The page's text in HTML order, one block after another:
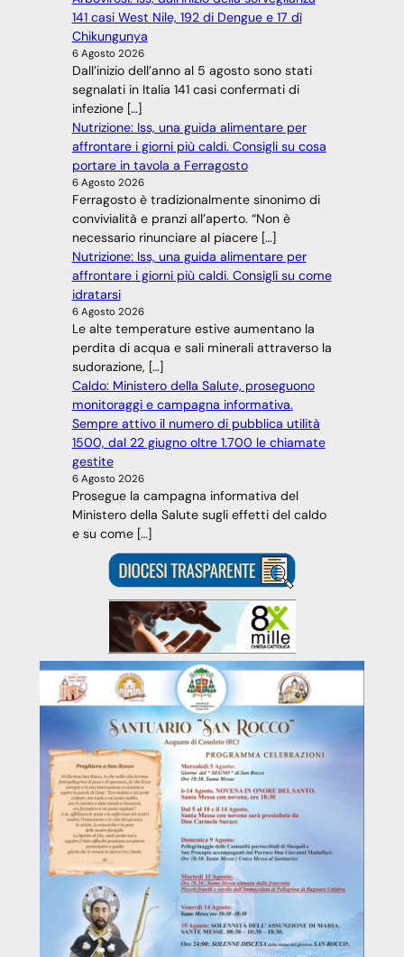
141 casi West Nile, 192 di Dengue e 17 dì
Chikungunya
6 Agosto 2026
Dall’inizio dell’anno al 5 agosto sono stati
segnalati in Italia 141 casi confermati di
infezione […]
Nutrizione: Iss, una guida alimentare per
affrontare i giorni più caldi. Consigli su cosa
portare in tavola a Ferragosto
6 Agosto 2026
Ferragosto è tradizionalmente sinonimo di
convivialità e pranzi all’aperto. “Non è
necessario rinunciare al piacere […]
Nutrizione: Iss, una guida alimentare per
affrontare i giorni più caldi. Consigli su come
idratarsi
6 Agosto 2026
Le alte temperature estive aumentano la
perdita di acqua e sali minerali attraverso la
sudorazione, […]
Caldo: Ministero della Salute, proseguono
monitoraggi e campagna informativa.
Sempre attivo il numero di pubblica utilità
1500, dal 22 giugno oltre 1.700 le chiamate
gestite
6 Agosto 2026
Prosegue la campagna informativa del
Ministero della Salute sugli effetti del caldo
e su come […]